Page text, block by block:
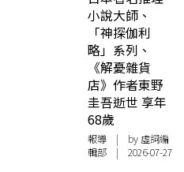
小說大師、
「神探伽利
略」系列、
《解憂雜貨
店》作者東野
圭吾逝世 享年
68歲
報導 | by 虛詞編
輯部 | 2026-07-27